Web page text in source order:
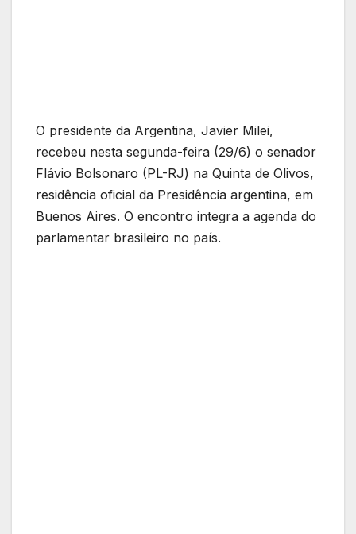
O presidente da Argentina, Javier Milei,
recebeu nesta segunda-feira (29/6) o senador
Flávio Bolsonaro (PL-RJ) na Quinta de Olivos,
residência oficial da Presidência argentina, em
Buenos Aires. O encontro integra a agenda do
parlamentar brasileiro no país.